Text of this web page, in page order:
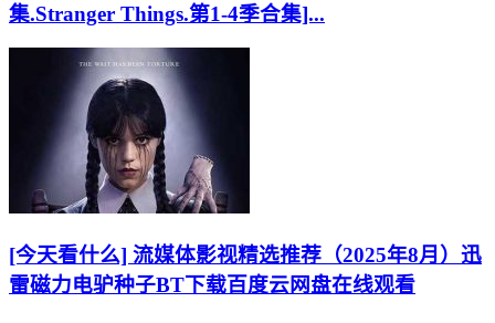
集.Stranger Things.第1-4季合集]...
[今天看什么] 流媒体影视精选推荐（2025年8月）迅
雷磁力电驴种子BT下载百度云网盘在线观看